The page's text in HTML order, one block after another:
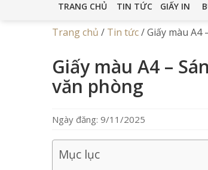
TRANG CHỦ TIN TỨC GIẤY IN
Trang chủ / Tin tức/Giấy màu
Giấy màu A4 –
văn phòng
Ngày đăng: 9/11/2025
Mục lục